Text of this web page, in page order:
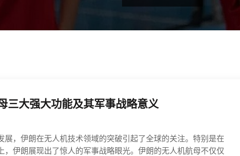
三大强大功能及其军事战略意义
展，伊朗在无人机技术领域的突破引起了全球的关注。特别是在
，伊朗展现出了惊人的军事战略眼光。伊朗的无人机航母不仅仅